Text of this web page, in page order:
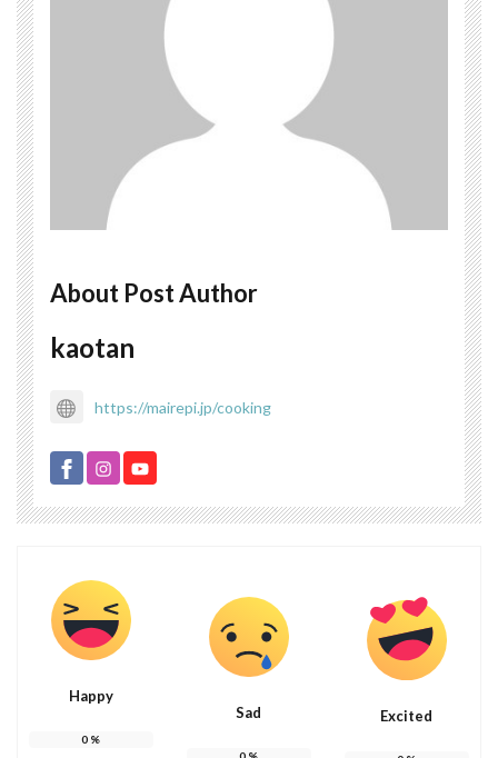
About Post Author
kaotan
https://mairepi.jp/cooking
Happy
0 %
Sad Excited